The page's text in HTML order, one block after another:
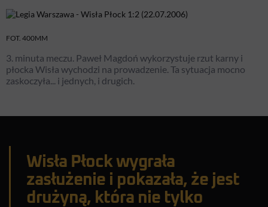
FOT. 400MM
3. minuta meczu. Paweł Magdoń wykorzystuje rzut karny i
płocka Wisła wychodzi na prowadzenie. Ta sytuacja mocno
zaskoczyła... i jednych, i drugich.
Wisła Płock wygrała
zasłużenie i pokazała, że jest
drużyną, która nie tylko